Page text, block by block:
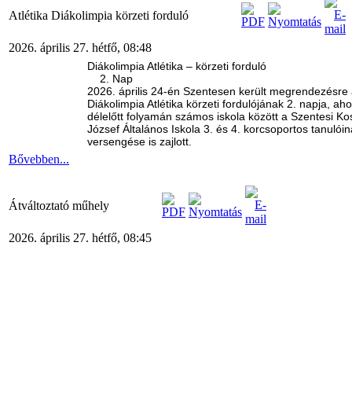
Atlétika Diákolimpia körzeti forduló
2026. április 27. hétfő, 08:48
Diákolimpia Atlétika – körzeti forduló
2. Nap
2026. április 24-én Szentesen került megrendezésre
Diákolimpia Atlétika körzeti fordulójának 2. napja,
délelőtt folyamán számos iskola között a Szentesi
József Általános Iskola 3. és 4. korcsoportos
versengése is zajlott.
Bővebben...
Átváltoztató műhely
2026. április 27. hétfő, 08:45